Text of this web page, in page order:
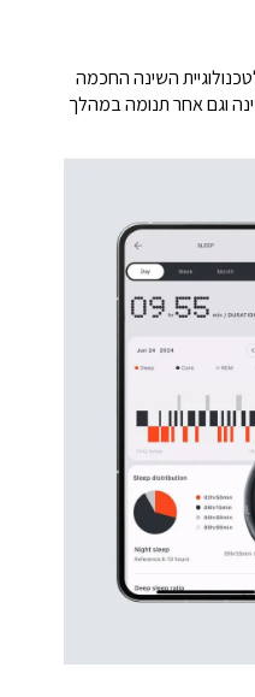
השינה החכמה
וגם אחר תנומה במהלך